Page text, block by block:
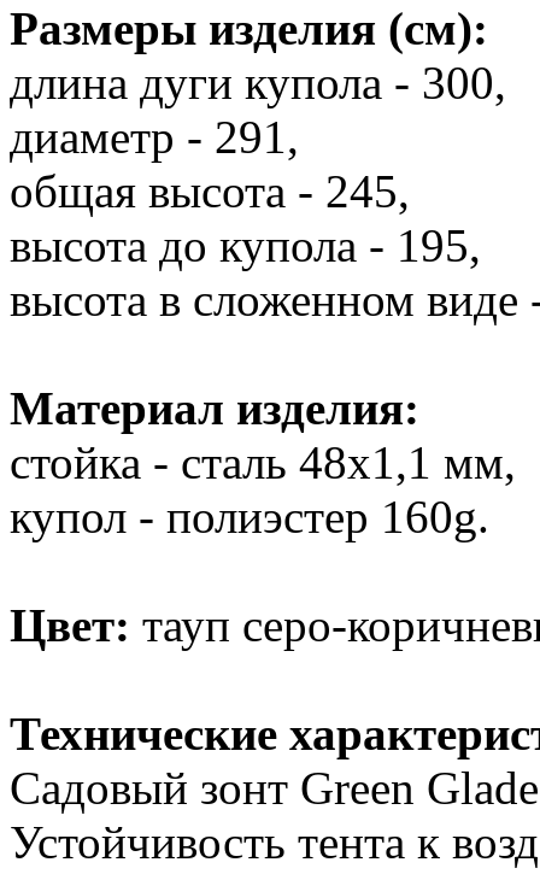
Размеры изделия (см):
длина дуги купола - 300,
диаметр - 291,
общая высота - 245,
высота до купола - 195,
высота в сложенном виде
Материал изделия:
стойка - сталь 48x1,1 мм,
купол - полиэстер 160g.
Цвет: тауп серо-
Технические
Садовый зонт Green
Устойчивость тента к